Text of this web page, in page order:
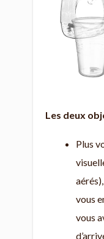
Les deux
Plus
vous
vous